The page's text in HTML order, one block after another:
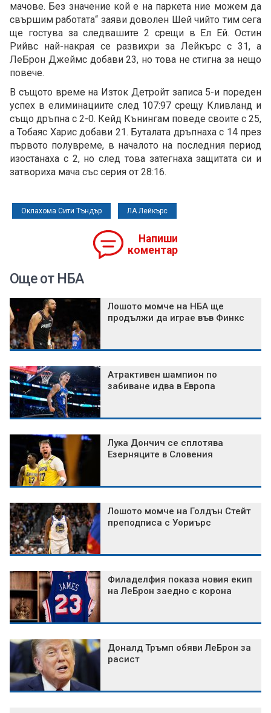
мачове. Без значение кой е на паркета ние можем да
свършим работата“ заяви доволен Шей чийто тим сега
ще гостува за следвашите 2 срещи в Ел Ей. Остин
Рийвс най-накрая се развихри за Лейкърс с 31, а
ЛеБрон Джеймс добави 23, но това не стигна за нещо
повече.
В същото време на Изток Детройт записа 5-и пореден
успех в елиминациите след 107:97 срещу Кливланд и
също дръпна с 2-0. Кейд Кънингам поведе своите с 25,
а Тобаяс Харис добави 21. Буталата дръпнаха с 14 през
първото полувреме, в началото на последния период
изостанаха с 2, но след това затегнаха защитата си и
затвориха мача със серия от 28:16.
Оклахома Сити Тъндър ЛА Лейкърс
Напиши
коментар
Още от НБА
Лошото момче на НБА ще
продължи да играе във Финкс
Атрактивен шампион по
забиване идва в Европа
Лука Дончич се сплотява
Езерняците в Словения
Лошото момче на Голдън Стейт
преподписа с Уориърс
Филаделфия показа новия екип
на ЛеБрон заедно с корона
Доналд Тръмп обяви ЛеБрон за
расист